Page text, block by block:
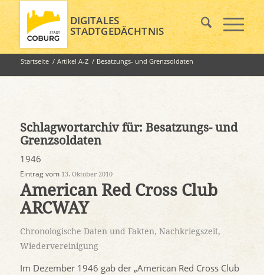
DIGITALES
STADTGEDÄCHTNIS
Startseite / Artikel A-Z / Besatzungs- und Grenzsoldaten
Schlagwortarchiv für: Besatzungs- und
Grenzsoldaten
1946
Eintrag vom 13. Oktober 2010
American Red Cross Club
ARCWAY
Chronologische Daten und Fakten, Nachkriegszeit,
Wiedervereinigung
Im Dezember 1946 gab der „American Red Cross Club